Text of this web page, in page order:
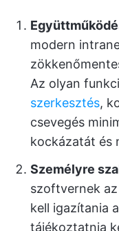
modern
Az olyan
szerkesztés,
csevegés
kockázatát és
Személyre
szoftvernek
kell igazítania
tájékoztatnia